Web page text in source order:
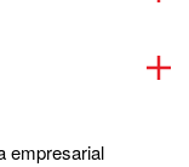
empresarial